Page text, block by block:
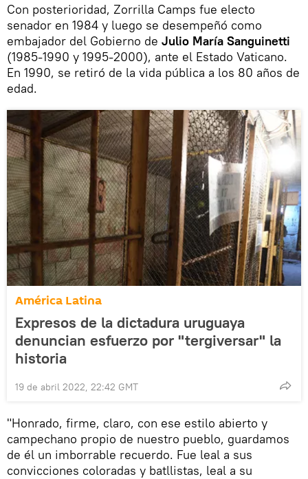
Con posterioridad, Zorrilla Camps fue electo
senador en 1984 y luego se desempeñó como
embajador del Gobierno de Julio María Sanguinetti
(1985-1990 y 1995-2000), ante el Estado Vaticano.
En 1990, se retiró de la vida pública a los 80 años de
edad.
América Latina
Expresos de la dictadura uruguaya
denuncian esfuerzo por "tergiversar" la
historia
19 de abril 2022, 22:42 GMT
"Honrado, firme, claro, con ese estilo abierto y
campechano propio de nuestro pueblo, guardamos
de él un imborrable recuerdo. Fue leal a sus
convicciones coloradas y batllistas, leal a su